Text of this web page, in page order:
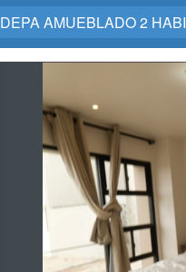
DEPA AMUEBLADO 2